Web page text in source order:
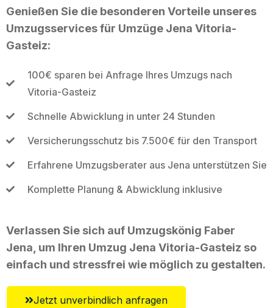
Genießen Sie die besonderen Vorteile unseres
Umzugsservices für Umzüge Jena Vitoria-
Gasteiz:
100€ sparen bei Anfrage Ihres Umzugs nach
Vitoria-Gasteiz
Schnelle Abwicklung in unter 24 Stunden
Versicherungsschutz bis 7.500€ für den Transport
Erfahrene Umzugsberater aus Jena unterstützen Sie
Komplette Planung & Abwicklung inklusive
Verlassen Sie sich auf Umzugskönig Faber
Jena, um Ihren Umzug Jena Vitoria-Gasteiz so
einfach und stressfrei wie möglich zu gestalten.
Jetzt unverbindlich anfragen